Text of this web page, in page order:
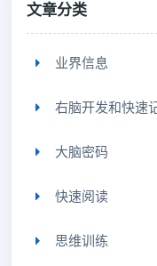
文章分类
业界信息
右脑开发和快速
大脑密码
快速阅读
思维训练